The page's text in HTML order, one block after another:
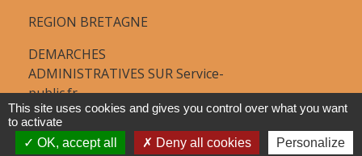
REGION BRETAGNE
DEMARCHES
ADMINISTRATIVES SUR Service-
public.fr
This site uses cookies and gives you control over what you want
to activate
OK, accept all
Deny all cookies Personalize